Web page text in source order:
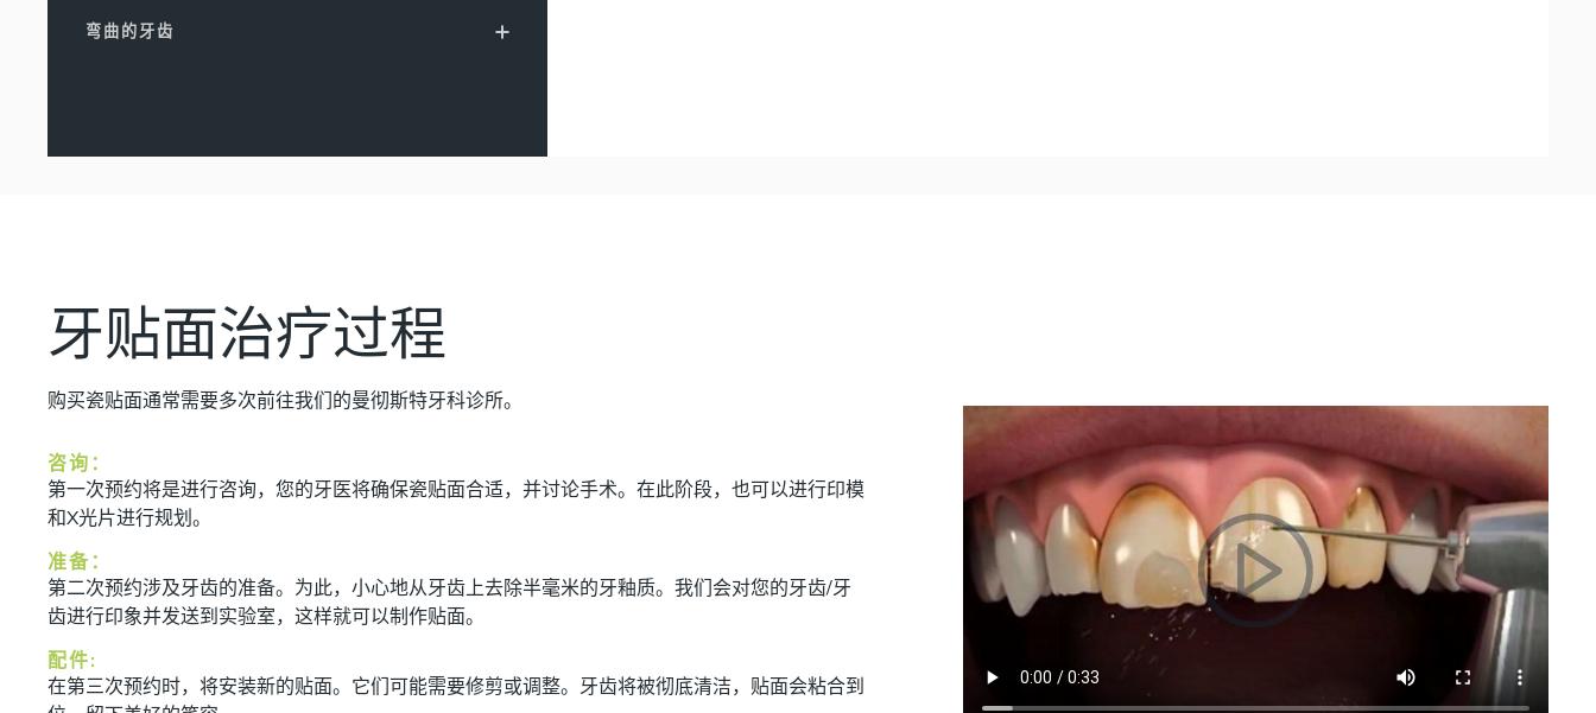
弯曲的牙齿
牙贴面治疗过程
购买瓷贴面通常需要多次前往我们的曼彻斯特牙科诊所。
咨询：
第一次预约将是进行咨询，您的牙医将确保瓷贴面合适，并讨论手术。在此阶段，也可以进行印模
和X光片进行规划。
准备：
第二次预约涉及牙齿的准备。为此，小心地从牙齿上去除半毫米的牙釉质。我们会对您的牙齿/牙
齿进行印象并发送到实验室，这样就可以制作贴面。
配件:
在第三次预约时，将安装新的贴面。它们可能需要修剪或调整。牙齿将被彻底清洁，贴面会粘合到